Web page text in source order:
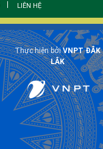
LIÊN HỆ
Thực hiện bởiVNPT ĐẮK
LẮK